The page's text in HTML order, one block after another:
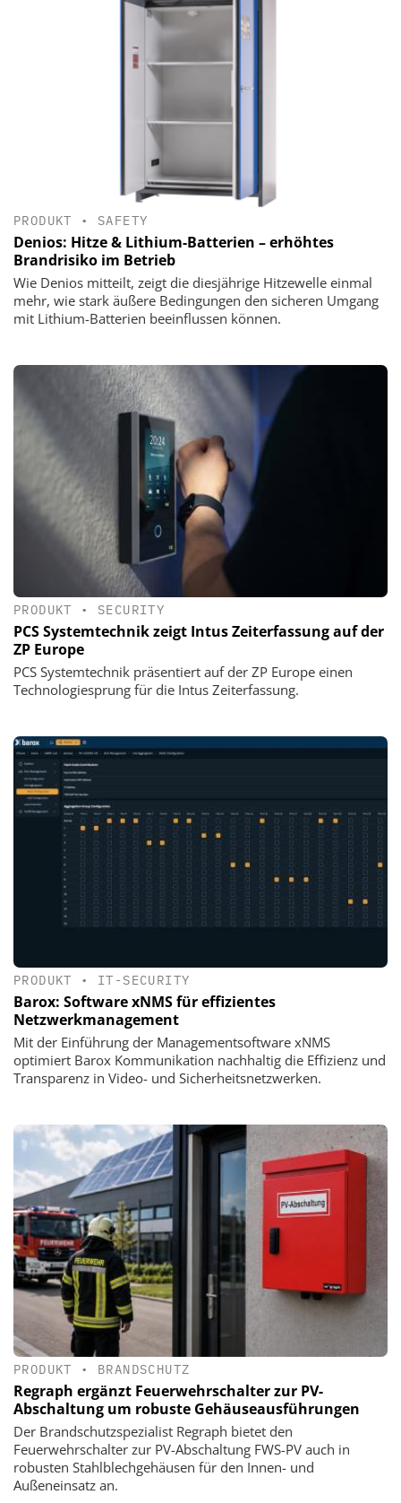
PRODUKT • SAFETY
Denios: Hitze & Lithium-Batterien – erhöhtes
Brandrisiko im Betrieb
Wie Denios mitteilt, zeigt die diesjährige Hitzewelle einmal
mehr, wie stark äußere Bedingungen den sicheren Umgang
mit Lithium-Batterien beeinflussen können.
PRODUKT • SECURITY
PCS Systemtechnik zeigt Intus Zeiterfassung auf der
ZP Europe
PCS Systemtechnik präsentiert auf der ZP Europe einen
Technologiesprung für die Intus Zeiterfassung.
PRODUKT • IT-SECURITY
Barox: Software xNMS für effizientes
Netzwerkmanagement
Mit der Einführung der Managementsoftware xNMS
optimiert Barox Kommunikation nachhaltig die Effizienz und
Transparenz in Video- und Sicherheitsnetzwerken.
PRODUKT • BRANDSCHUTZ
Regraph ergänzt Feuerwehrschalter zur PV-
Abschaltung um robuste Gehäuseausführungen
Der Brandschutzspezialist Regraph bietet den
Feuerwehrschalter zur PV-Abschaltung FWS-PV auch in
robusten Stahlblechgehäusen für den Innen- und
Außeneinsatz an.